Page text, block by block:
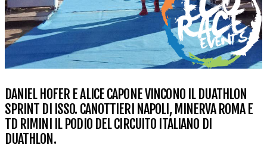
DANIEL HOFER E ALICE CAPONE VINCONO IL DUATHLON
SPRINT DI ISSO. CANOTTIERI NAPOLI, MINERVA ROMA E
TD RIMINI IL PODIO DEL CIRCUITO ITALIANO DI
DUATHLON.